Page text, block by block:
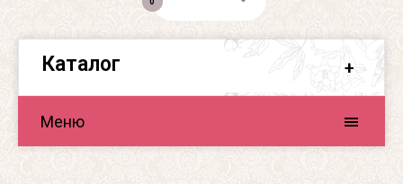
Каталог
Меню